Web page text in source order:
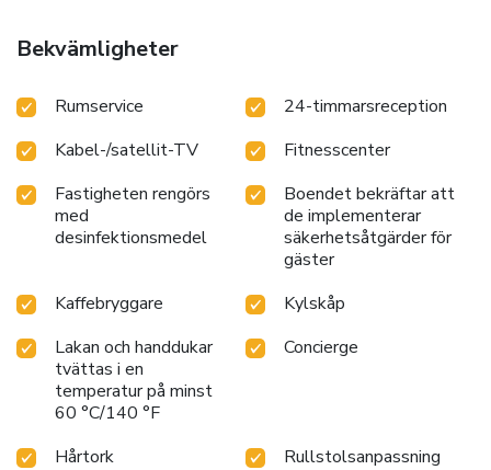
wireless high-speed Internet access. For added
convenience, they also provide free local calls, an exercise
appreciate conveniences in every suite like two-line
ergonomic office chairs and access to copy and fax services.
The all-suite hotel features one- and two-bedroom suites
providing separate areas for relaxing, sleeping and eating.
All rooms are designed with the extended stay traveler in
mind, and are furnished with fully equipped kitchens that
include a refrigerator, freezer, microwave, coffee maker,
cookware, utensils and dishwasher. All suites also feature
Bekvämligheter
Rumservice
24-timmarsreception
Kabel-/satellit-TV
Fitnesscenter
Fastigheten rengörs
med
desinfektionsmedel
Boendet bekräftar att
de implementerar
säkerhetsåtgärder för
gäster
Kaffebryggare
Kylskåp
Lakan och handdukar
tvättas i en
temperatur på minst
60 °C/140 °F
Concierge
Hårtork
Rullstolsanpassning